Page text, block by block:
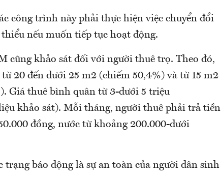
công trình này phải thực hiện việc chuyển đổi
nếu muốn tiếp tục hoạt động.
cũng khảo sát đối với người thuê trọ. Theo đó,
20 đến dưới 25 m2 (chiếm 50,4%) và từ 15 m2
Giá thuê bình quân từ 3-dưới 5 triệu
khảo sát). Mỗi tháng, người thuê phải trả tiền
đồng, nước từ khoảng 200.000-dưới
trạng báo động là sự an toàn của người dân sinh